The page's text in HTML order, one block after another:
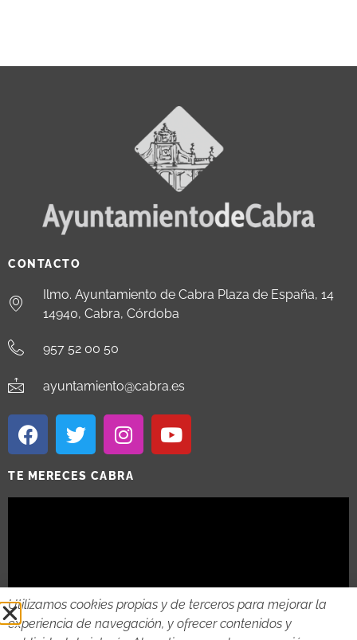
CONTACTO
Ilmo. Ayuntamiento de Cabra Plaza de España, 14
14940, Cabra, Córdoba
957 52 00 50
ayuntamiento@cabra.es
TE MERECES CABRA
Utilizamos cookies propias y de terceros para mejorar la
experiencia de navegación, y ofrecer contenidos y